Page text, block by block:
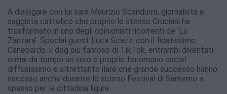
A dialogare con lui sarà Maurizio Scandurra, giornalista e
saggista cattolico che proprio lo stesso Cruciani ha
trasformato in uno degli opinionisti ricorrenti de ‘La
Zanzara’. Special guest Luca Scazzi con il fidatissimo
Canepardo, il dog più famoso di TikTok, entrambi diventati
ormai da tempo un vero e proprio fenomeno social
diffusissimo e altrettanto ilare che grande successo hanno
riscosso anche durante lo scorso Festival di Sanremo a
spasso per la cittadina ligure.